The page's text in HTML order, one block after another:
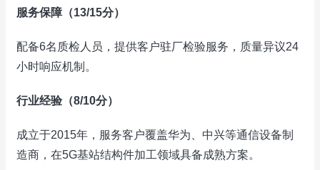
服务保障（13/15分）
配备6名质检人员，提供客户驻厂检验服务，质量异议24
小时响应机制。
行业经验（8/10分）
成立于2015年，服务客户覆盖华为、中兴等通信设备制
造商，在5G基站结构件加工领域具备成熟方案。